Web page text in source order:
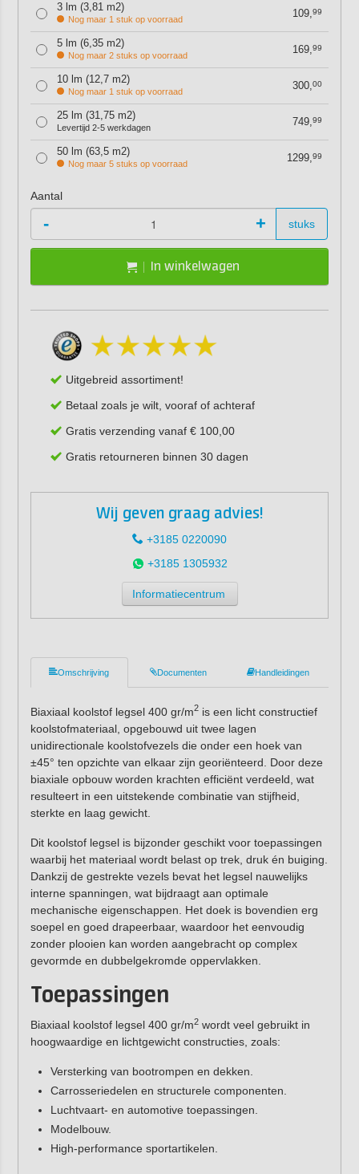
3 lm (3,81 m2)
Nog maar 1 stuk op voorraad 109,99
5 lm (6,35 m2)
Nog maar 2 stuks op voorraad 169,99
10 lm (12,7 m2)
Nog maar 1 stuk op voorraad 300,00
25 lm (31,75 m2)
Levertijd 2-5 werkdagen 749,99
50 lm (63,5 m2)
Nog maar 5 stuks op voorraad 1299,99
Aantal
- + stuks
In winkelwagen
Uitgebreid assortiment!
Betaal zoals je wilt, vooraf of achteraf
Gratis verzending vanaf € 100,00
Gratis retourneren binnen 30 dagen
Wij geven graag advies!
+3185 0220090
+3185 1305932
Informatiecentrum
Omschrijving Documenten Handleidingen
Biaxiaal koolstof legsel 400 gr/m2is een licht constructief
koolstofmateriaal, opgebouwd uit twee lagen
unidirectionale koolstofvezels die onder een hoek van
±45° ten opzichte van elkaar zijn georiënteerd. Door deze
biaxiale opbouw worden krachten efficiënt verdeeld, wat
resulteert in een uitstekende combinatie van stijfheid,
sterkte en laag gewicht.
Dit koolstof legsel is bijzonder geschikt voor toepassingen
waarbij het materiaal wordt belast op trek, druk én buiging.
Dankzij de gestrekte vezels bevat het legsel nauwelijks
interne spanningen, wat bijdraagt aan optimale
mechanische eigenschappen. Het doek is bovendien erg
soepel en goed drapeerbaar, waardoor het eenvoudig
zonder plooien kan worden aangebracht op complex
gevormde en dubbelgekromde oppervlakken.
Toepassingen
Biaxiaal koolstof legsel 400 gr/m2wordt veel gebruikt in
hoogwaardige en lichtgewicht constructies, zoals:
Versterking van bootrompen en dekken.
Carrosseriedelen en structurele componenten.
Luchtvaart- en automotive toepassingen.
Modelbouw.
High-performance sportartikelen.